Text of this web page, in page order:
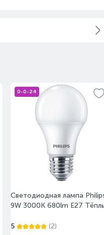
0-0-24
Светодиодная лампа
9W 3000K 680lm E27
5 (2)